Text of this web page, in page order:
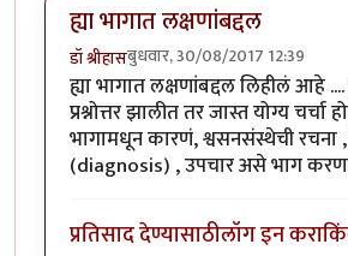
ह्या भागात लक्षणांबद्दल
डॉ श्रीहासबुधवार, 30/08/2017 12:39
ह्या भागात लक्षणांबद्दल लिहीलं आहे
प्रश्नोत्तर झालीत तर जास्त योग्य चर्चा
भागामधून कारणं, श्वसनसंस्थेची रचना ,
(diagnosis) , उपचार असे भाग
प्रतिसाद देण्यासाठीलॉग इन करा